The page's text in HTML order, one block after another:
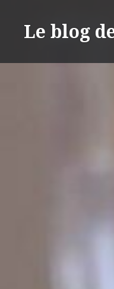
contenuLe blog